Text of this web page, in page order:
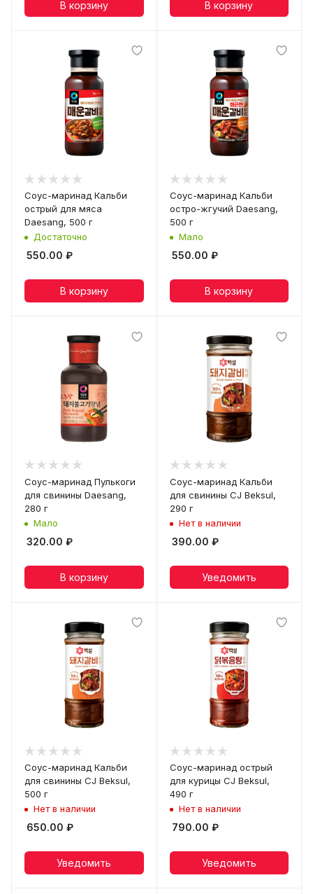
В корзину В корзину
Соус-маринад Кальби
острый для мяса
Daesang, 500 г
Достаточно
550.00 ₽
В корзину
Соус-маринад Кальби
остро-жгучий Daesang,
500 г
Мало
550.00 ₽
В корзину
Соус-маринад Пулькоги
для свинины Daesang,
280 г
Мало
320.00 ₽
В корзину
Соус-маринад Кальби
для свинины CJ Beksul,
290 г
Нет в наличии
390.00 ₽
Уведомить
Соус-маринад Кальби
для свинины CJ Beksul,
500 г
Нет в наличии
650.00 ₽
Уведомить
Соус-маринад острый
для курицы CJ Beksul,
490 г
Нет в наличии
790.00 ₽
Уведомить